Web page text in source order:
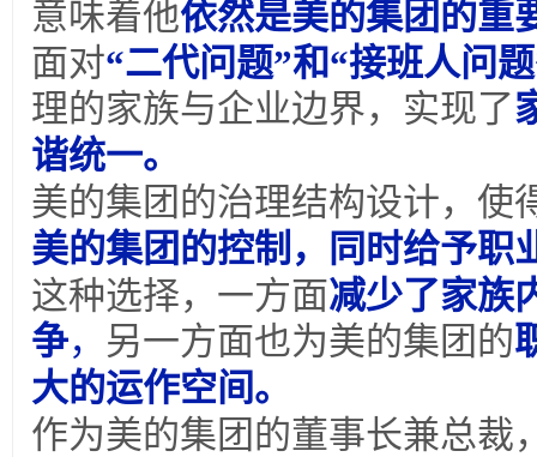
意味着他依然是美的集团的重
面对“二代问题”和“接班人问
理的家族与企业边界，实现了
谐统一。
美的集团的治理结构设计，使
美的集团的控制，同时给予职
这种选择，一方面减少了家族
争， 另一方面也为美的集团的
大的运作空间。
作为美的集团的董事长兼总裁